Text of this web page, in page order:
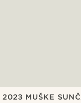
2023 MUŠKE